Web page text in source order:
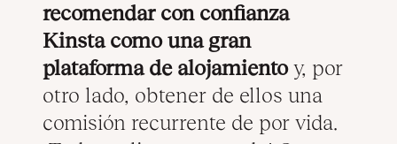
recomendar con confianza
Kinsta como una gran
plataforma de alojamientoy, por
otro lado, obtener de ellos una
comisión recurrente de por vida.